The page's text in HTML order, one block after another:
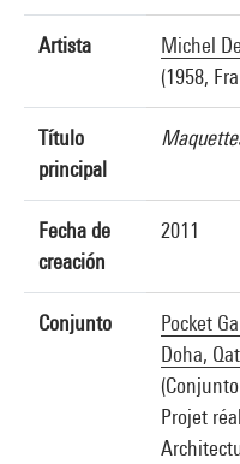
Artista
Michel
(1958,
Título
principal
Fecha de
creación
2011
Conjunto
Pocket
Doha,
Projet